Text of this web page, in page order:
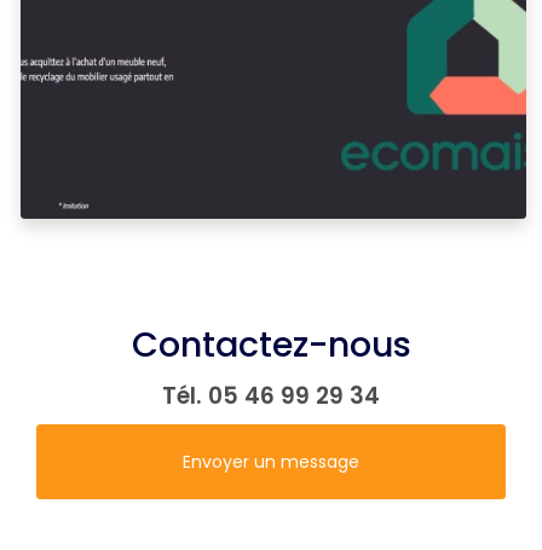
Contactez-nous
Tél. 05 46 99 29 34
Envoyer un message